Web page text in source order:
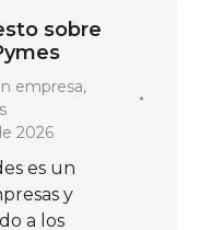
sobre
empresa,
2026
es un
y
a los